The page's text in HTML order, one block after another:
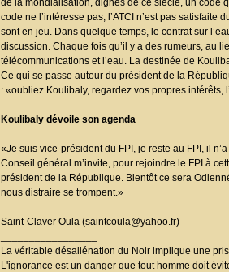
de la mondialisation, dignes de ce siècle, un code
code ne l’intéresse pas, l’ATCI n’est pas
sont en jeu. Dans quelque temps, le contrat sur
discussion. Chaque fois qu’il y a des rumeurs, au
télécommunications et l’eau. La destinée de
Ce qui se passe autour du président de la
: «oubliez Koulibaly, regardez vos propres intérêts,
Koulibaly dévoile son agenda
«Je suis vice-président du FPI, je reste au FPI, il
Conseil général m’invite, pour rejoindre le FPI à
président de la République. Bientôt ce sera
nous distraire se trompent.»
Saint-Claver Oula (saintcoula@yahoo.fr)
La véritable désaliénation du Noir implique une
L'ignorance est un danger que tout homme doit